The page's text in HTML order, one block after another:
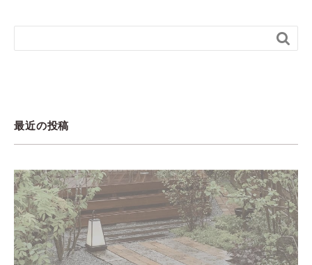

最近の投稿